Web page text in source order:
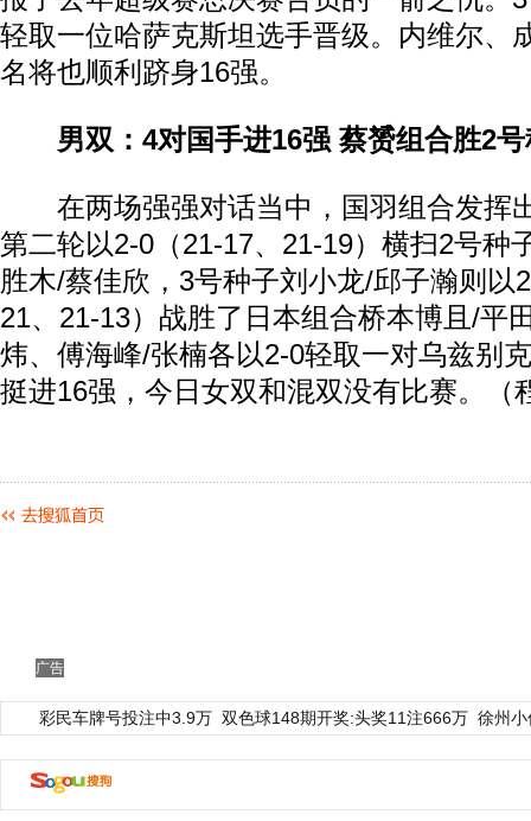
轻取一位哈萨克斯坦选手晋级。内维尔、
名将也顺利跻身16强。
男双：4对国手进16强 蔡赟组合胜2
在两场强强对话当中，国羽组合发挥
第二轮以2-0（21-17、21-19）横扫2号种
胜木/蔡佳欣，3号种子刘小龙/邱子瀚则以
21、21-13）战胜了日本组合桥本博且/平
炜、傅海峰/张楠各以2-0轻取一对乌兹别
挺进16强，今日女双和混双没有比赛。（
广告
彩民车牌号投注中3.9万 双色球148期开奖:头奖11注666万 徐州
动物系恋人啊 | 钟欣潼体验爱情哲学 南